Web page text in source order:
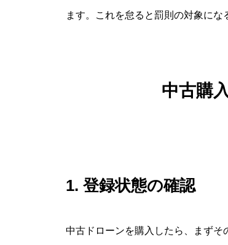
ます。これを怠ると罰則の対象にな
中古購
1. 登録状態の確認
中古ドローンを購入したら、まず